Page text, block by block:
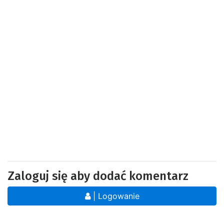
Zaloguj się aby dodać komentarz
| Logowanie